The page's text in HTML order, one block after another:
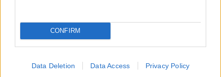
CONFIRM
Data Deletion Data Access Privacy Policy
ΕΝΗΜΕΡΩΣΟΥ ΠΡΩΤΟΣ